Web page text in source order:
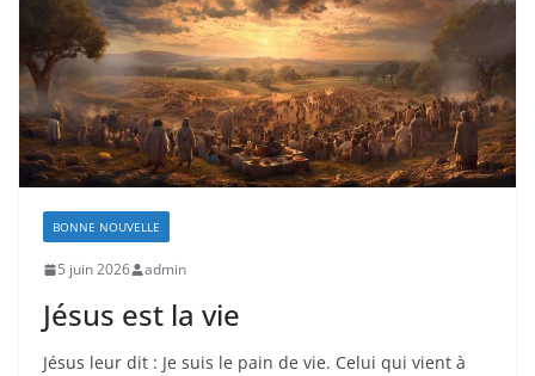
BONNE NOUVELLE
5 juin 2026 admin
Jésus est la vie
Jésus leur dit : Je suis le pain de vie. Celui qui vient à